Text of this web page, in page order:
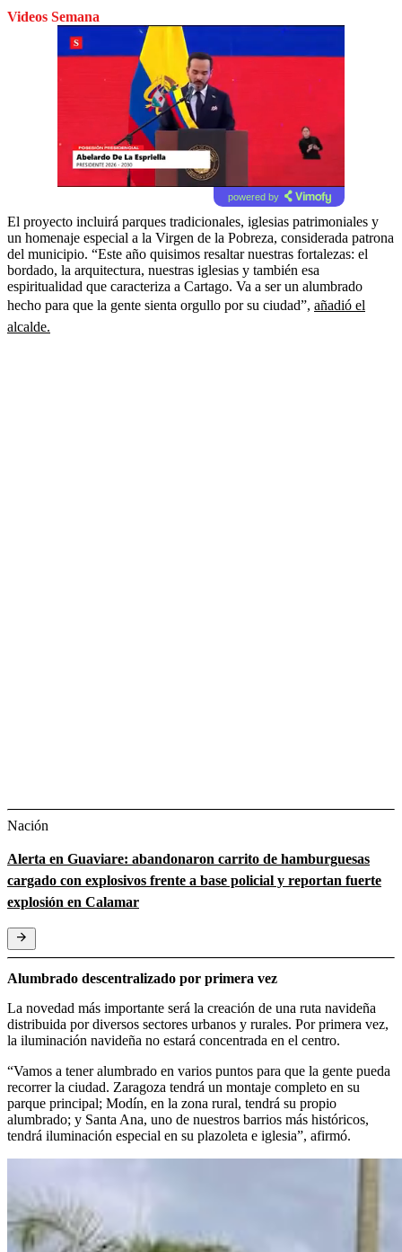
Videos Semana
powered by
El proyecto incluirá parques tradicionales, iglesias patrimoniales y
un homenaje especial a la Virgen de la Pobreza, considerada patrona
del municipio. “Este año quisimos resaltar nuestras fortalezas: el
bordado, la arquitectura, nuestras iglesias y también esa
espiritualidad que caracteriza a Cartago. Va a ser un alumbrado
hecho para que la gente sienta orgullo por su ciudad”, añadió el
alcalde.
Nación
Alerta en Guaviare: abandonaron carrito de hamburguesas
cargado con explosivos frente a base policial y reportan fuerte
explosión en Calamar
Alumbrado descentralizado por primera vez
La novedad más importante será la creación de una ruta navideña
distribuida por diversos sectores urbanos y rurales. Por primera vez,
la iluminación navideña no estará concentrada en el centro.
“Vamos a tener alumbrado en varios puntos para que la gente pueda
recorrer la ciudad. Zaragoza tendrá un montaje completo en su
parque principal; Modín, en la zona rural, tendrá su propio
alumbrado; y Santa Ana, uno de nuestros barrios más históricos,
tendrá iluminación especial en su plazoleta e iglesia”, afirmó.